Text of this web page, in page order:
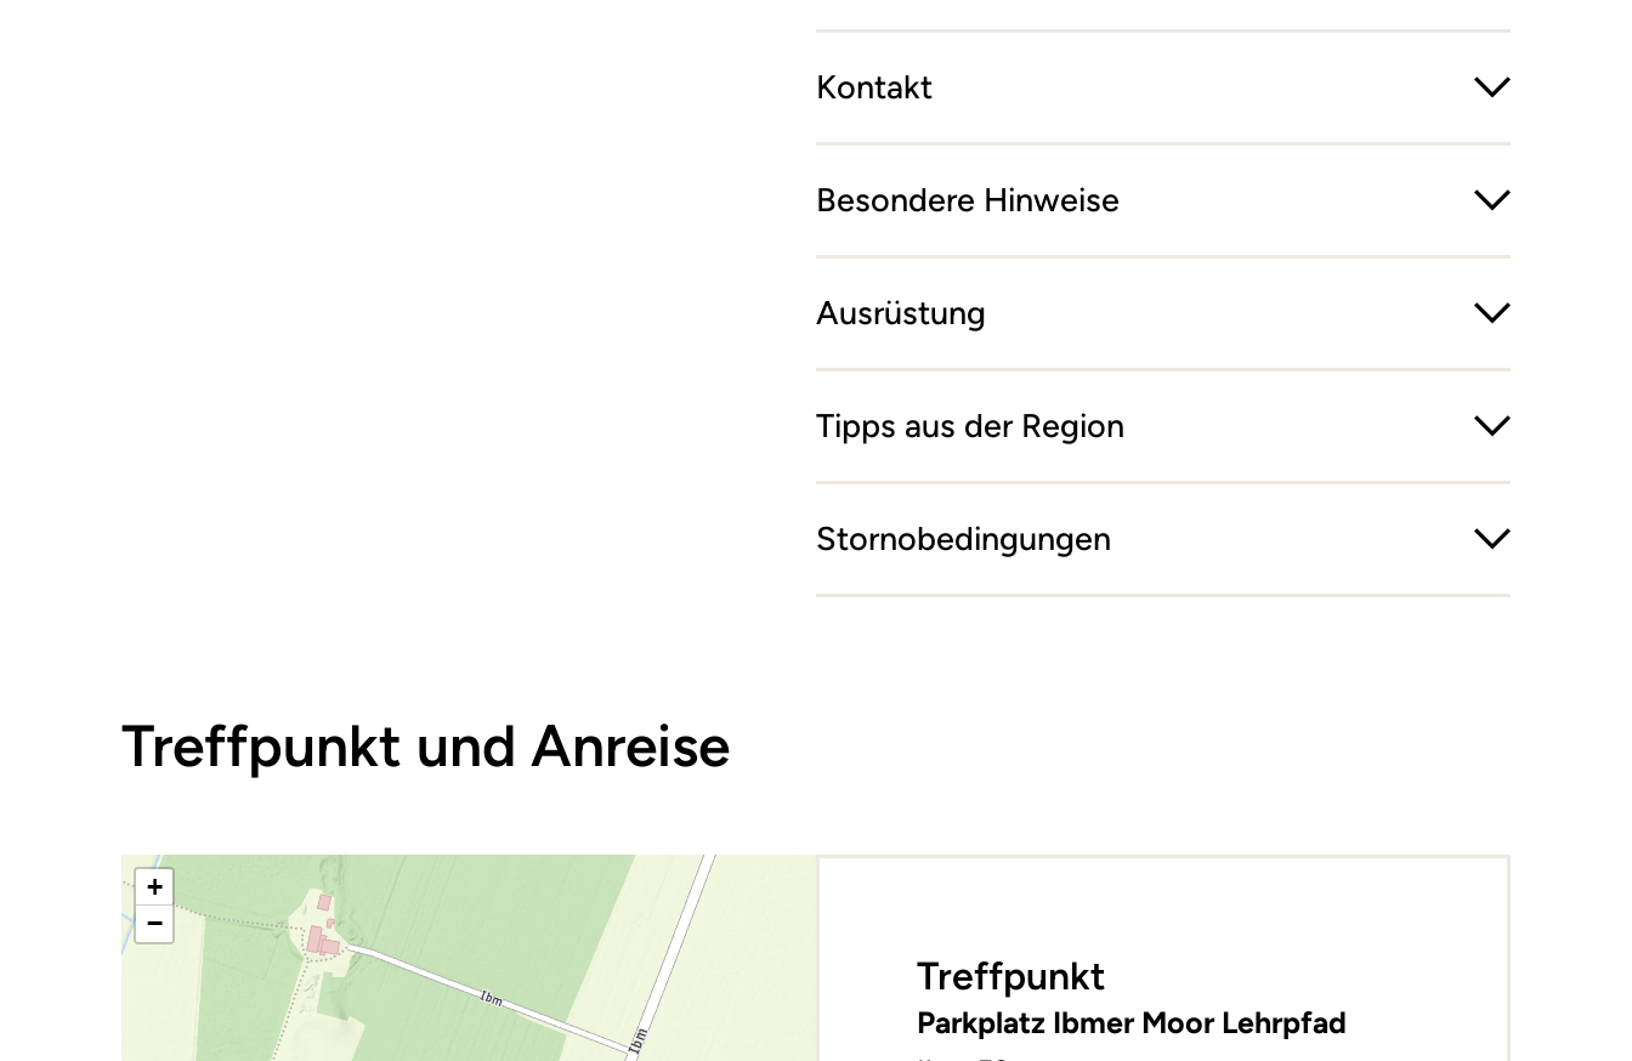
Kontakt
Besondere Hinweise
Ausrüstung
Tipps aus der Region
Stornobedingungen
Treffpunkt und Anreise
+
−
Treffpunkt
Parkplatz Ibmer Moor Lehrpfad